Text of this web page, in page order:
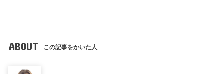
ABOUT この記事をかいた人